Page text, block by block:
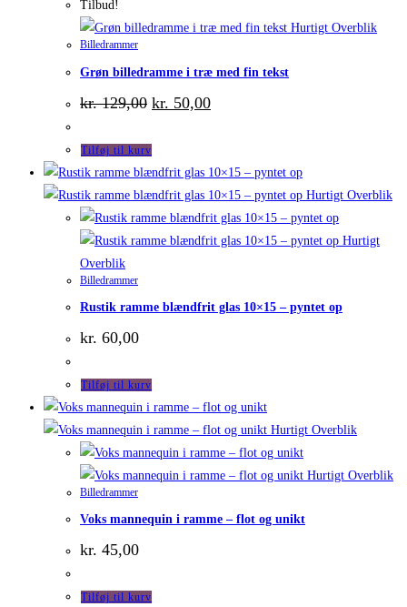
Tilbud!
Hurtigt Overblik
Billedrammer
Grøn billedramme i træ med fin tekst
kr.129,00 Den
oprindelige
var:
kr. 129,00.
kr. 50,00Den
aktuelle
kr. 50,00.
Tilføj til kurv
Hurtigt Overblik
Hurtigt
Overblik
Billedrammer
Rustik ramme blændfrit glas 10×15 – pyntet op
kr. 60,00
Tilføj til kurv
Hurtigt Overblik
Hurtigt Overblik
Billedrammer
Voks mannequin i ramme – flot og unikt
kr. 45,00
Tilføj til kurv